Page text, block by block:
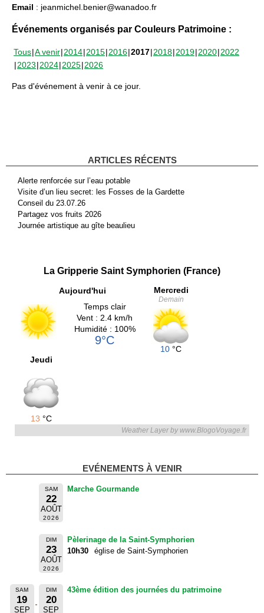
Email : jeanmichel.benier@wanadoo.fr
Événements organisés par Couleurs Patrimoine :
Tous A venir 2014 2015 2016 2017 2018 2019 2020 2022
2023 2024 2025 2026
Pas d'événement à venir à ce jour.
ARTICLES RÉCENTS
Alerte renforcée sur l’eau potable
Visite d’un lieu secret: les Fosses de la Gardette
Conseil du 23.07.26
Partagez vos fruits 2026
Journée artistique au gîte beaulieu
La Gripperie Saint Symphorien (France)
Aujourd'hui
Temps clair
Vent : 2.4 km/h
Humidité : 100%
9°C
Mercredi
Demain
10 °C
Jeudi
13 °C
Weather Layer by www.BlogoVoyage.fr
EVÉNEMENTS À VENIR
SAM
22
AOÛT
2026
Marche Gourmande
DIM
23
AOÛT
2026
Pèlerinage de la Saint-Symphorien
10h30
église de Saint-Symphorien
SAM
19
SEP
DIM
20
SEP
43ème édition des journées du patrimoine